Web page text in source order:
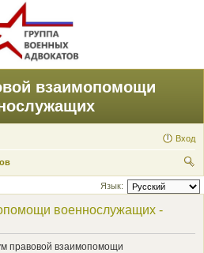
взаимопомощи
Вход
ои
Язык:
военнослужащих -
правовой взаимопомощи